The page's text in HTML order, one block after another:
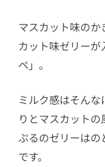
マスカット味の
カット味ゼリー
ペ」。
ミルク感はそん
りとマスカット
ぷるのゼリーはの
です。